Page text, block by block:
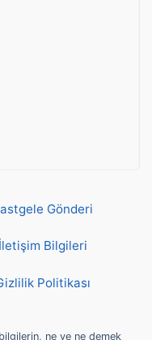
Gönderi
İletişim Bilgileri
Politikası
ne ve ne demek